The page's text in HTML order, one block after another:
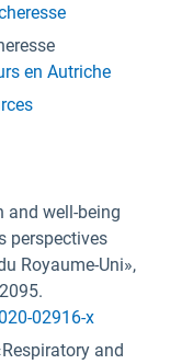
en Autriche
and well-being
perspectives
Royaume-Uni»,
02916-x
and